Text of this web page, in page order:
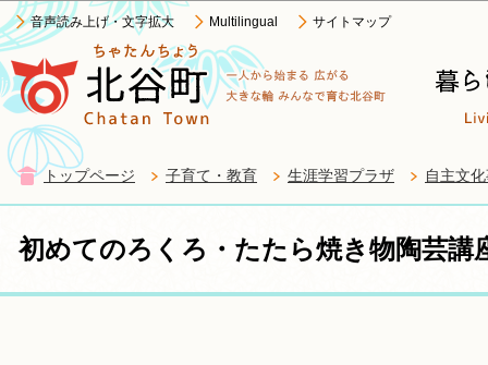
音声読み上げ・文字拡大 Multilingual サイトマップ
トップページ 子育て・教育 生涯学習プラザ 自主文
初めてのろくろ・たたら焼き物陶芸講